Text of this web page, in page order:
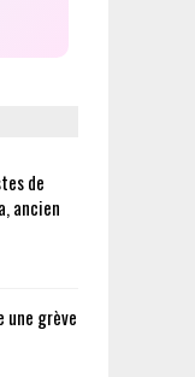
de
ancien
une grève